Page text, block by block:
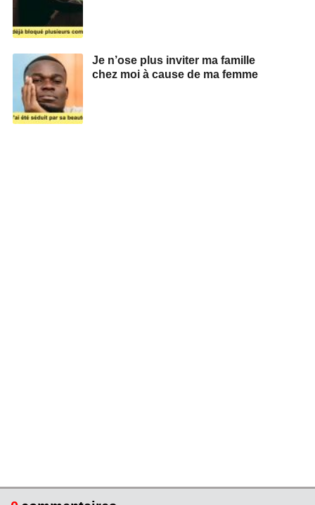
Je n’ose plus inviter ma famille
chez moi à cause de ma femme